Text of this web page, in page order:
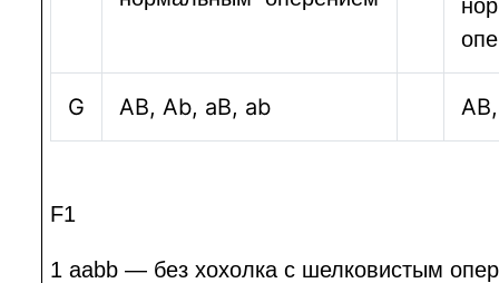
G AB, Ab, aB, ab
F1
1 aabb — без хохолка с шелковистым